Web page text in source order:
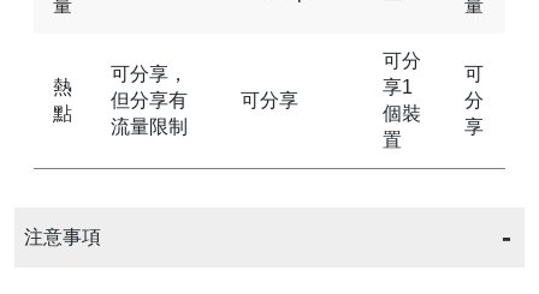
量
量
熱
點
可分享，
但分享有
流量限制
可分享
可分
享1
個裝
置
可
分
享
注意事項